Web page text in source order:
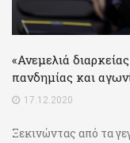
«Ανεμελιά
πανδημίας και
17.12.2020
Ξεκινώντας από τα